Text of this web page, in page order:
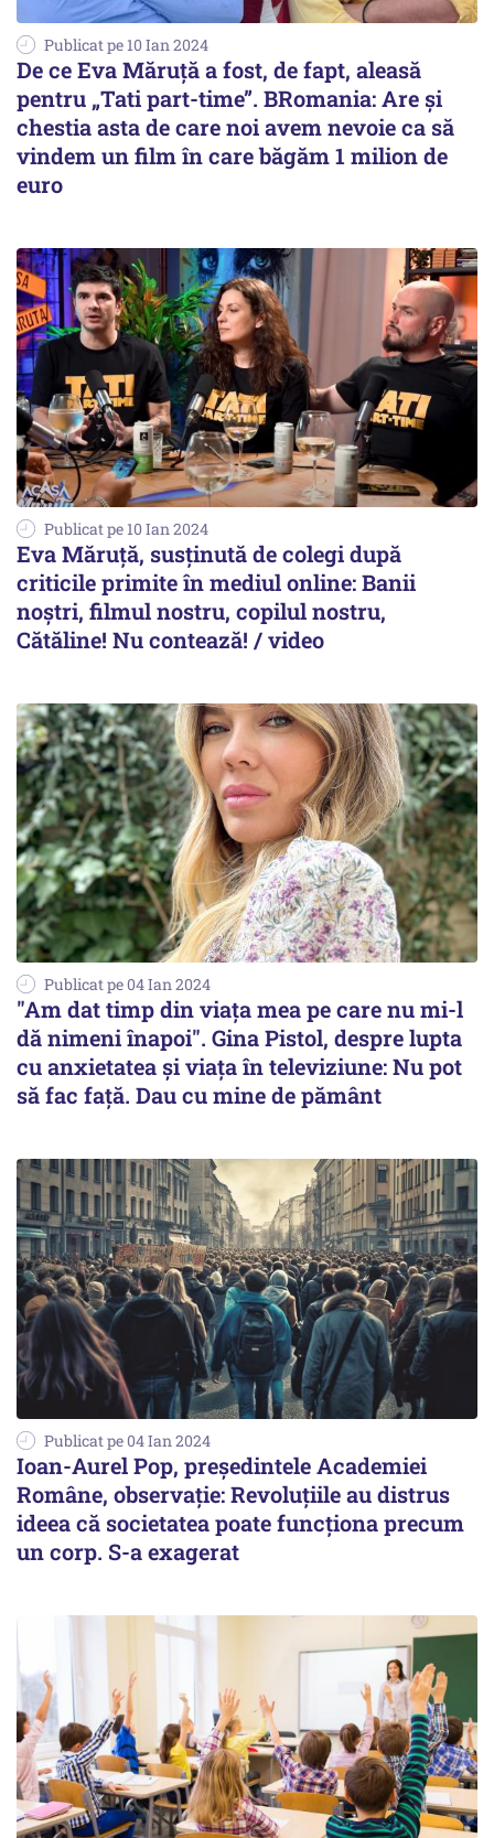
Publicat pe 10 Ian 2024
De ce Eva Măruță a fost, de fapt, aleasă
pentru „Tati part-time”. BRomania: Are și
chestia asta de care noi avem nevoie ca să
vindem un film în care băgăm 1 milion de
euro
Publicat pe 10 Ian 2024
Eva Măruță, susținută de colegi după
criticile primite în mediul online: Banii
noștri, filmul nostru, copilul nostru,
Cătăline! Nu contează! / video
Publicat pe 04 Ian 2024
"Am dat timp din viața mea pe care nu mi-l
dă nimeni înapoi". Gina Pistol, despre lupta
cu anxietatea și viața în televiziune: Nu pot
să fac față. Dau cu mine de pământ
Publicat pe 04 Ian 2024
Ioan-Aurel Pop, președintele Academiei
Române, observație: Revoluțiile au distrus
ideea că societatea poate funcționa precum
un corp. S-a exagerat